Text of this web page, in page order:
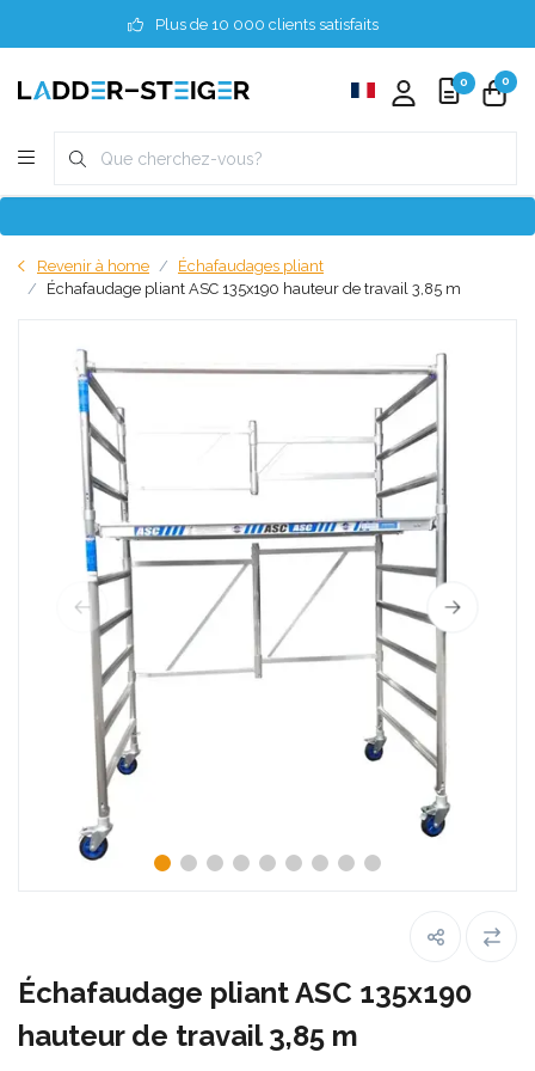
Plus de 10 000 clients satisfaits
0 0
Revenir à home
Échafaudages pliant
Échafaudage pliant ASC 135x190 hauteur de travail 3,85 m
Échafaudage pliant ASC 135x190
hauteur de travail 3,85 m